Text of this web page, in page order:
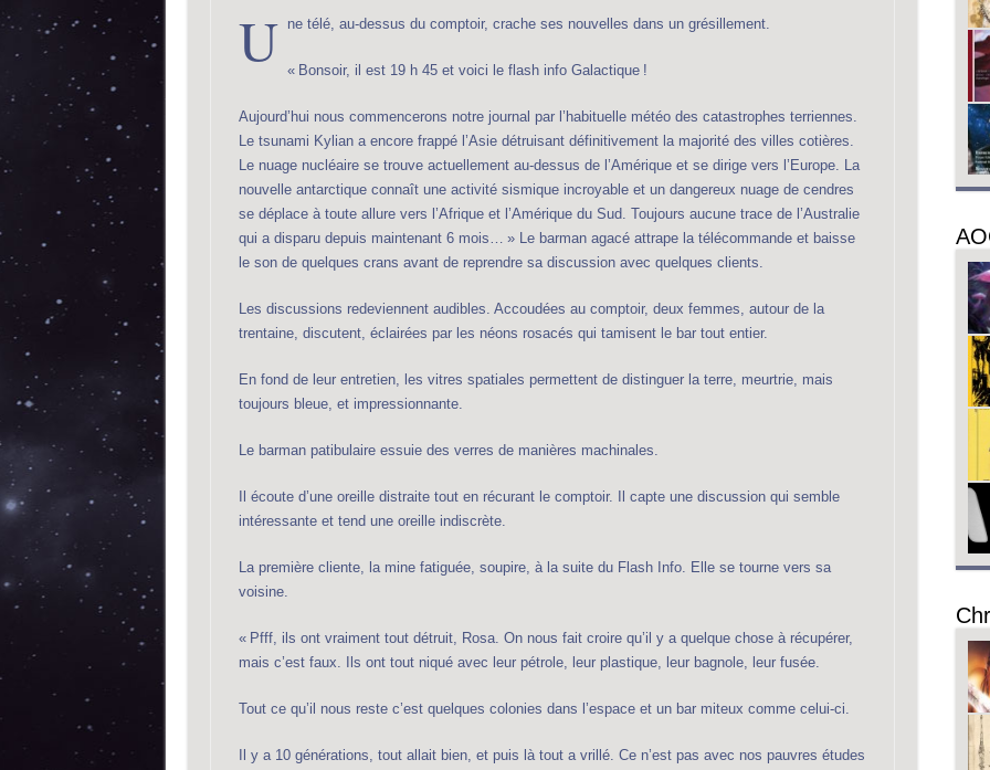
U ne télé, au-dessus du comptoir, crache ses nouvelles dans un grésillement.
« Bonsoir, il est 19 h 45 et voici le flash info Galactique !
Aujourd’hui nous commencerons notre journal par l’habituelle météo des catastrophes terriennes.
Le tsunami Kylian a encore frappé l’Asie détruisant définitivement la majorité des villes cotières.
Le nuage nucléaire se trouve actuellement au-dessus de l’Amérique et se dirige vers l’Europe. La
nouvelle antarctique connaît une activité sismique incroyable et un dangereux nuage de cendres
se déplace à toute allure vers l’Afrique et l’Amérique du Sud. Toujours aucune trace de l’Australie
qui a disparu depuis maintenant 6 mois… » Le barman agacé attrape la télécommande et baisse
le son de quelques crans avant de reprendre sa discussion avec quelques clients.
Les discussions redeviennent audibles. Accoudées au comptoir, deux femmes, autour de la
trentaine, discutent, éclairées par les néons rosacés qui tamisent le bar tout entier.
En fond de leur entretien, les vitres spatiales permettent de distinguer la terre, meurtrie, mais
toujours bleue, et impressionnante.
Le barman patibulaire essuie des verres de manières machinales.
Il écoute d’une oreille distraite tout en récurant le comptoir. Il capte une discussion qui semble
intéressante et tend une oreille indiscrète.
La première cliente, la mine fatiguée, soupire, à la suite du Flash Info. Elle se tourne vers sa
voisine.
« Pfff, ils ont vraiment tout détruit, Rosa. On nous fait croire qu’il y a quelque chose à récupérer,
mais c’est faux. Ils ont tout niqué avec leur pétrole, leur plastique, leur bagnole, leur fusée.
Tout ce qu’il nous reste c’est quelques colonies dans l’espace et un bar miteux comme celui-ci.
Il y a 10 générations, tout allait bien, et puis là tout a vrillé. Ce n’est pas avec nos pauvres études